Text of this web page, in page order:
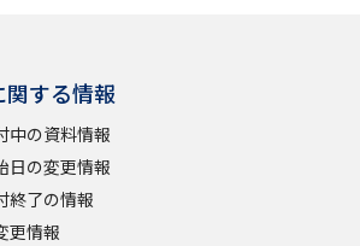
ンフレット
関する情報
中の資料情報
日の変更情報
終了の情報
更情報